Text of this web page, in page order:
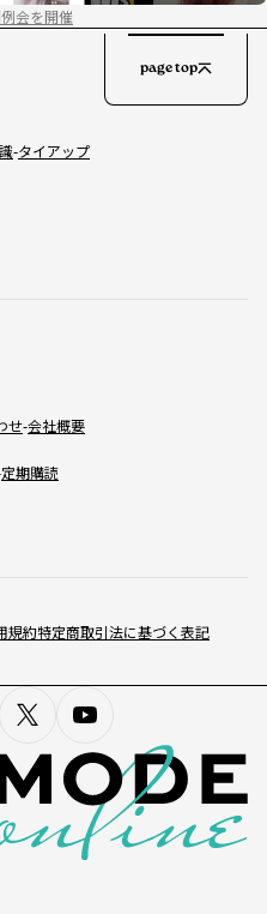
会を開催
規約特定商取引法に基づく表記
タイアップ
せ 会社概要
定期購読
page top